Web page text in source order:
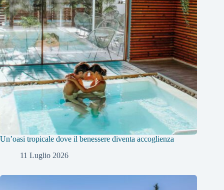
Un’oasi tropicale dove il benessere diventa accoglienza
11 Luglio 2026